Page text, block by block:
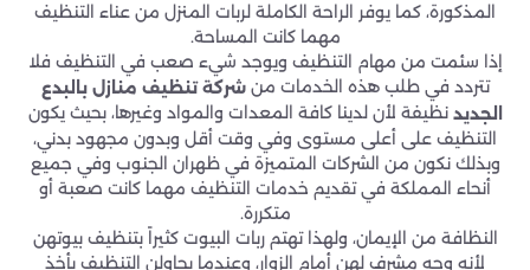
المذكورة، كما يوفر الراحة الكاملة لربات المنزل من عناء التنظيف
مهما كانت المساحة.
إذا سئمت من مهام التنظيف ويوجد شيء صعب في التنظيف فلا
تتردد في طلب هذه الخدمات منشركة تنظيف منازلبالبدع
الجديد نظيفة لأن لدينا كافة المعدات والمواد وغيرها، بحيث يكون
التنظيف على أعلى مستوى وفي وقت أقل وبدون مجهود بدني،
وبذلك نكون من الشركات المتميزة في ظهران الجنوب وفي جميع
أنحاء المملكة في تقديم خدمات التنظيف مهما كانت صعبة أو
متكررة.
النظافة من الإيمان، ولهذا تهتم ربات البيوت كثيراً بتنظيف بيوتهن
لأنه وجه مشرف لهن أمام الزوار، وعندما يحاولن التنظيف يأخذ